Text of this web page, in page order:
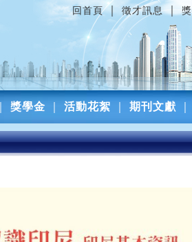
回首頁｜ 徵才訊息｜
獎學金 活動花絮 期刊文獻